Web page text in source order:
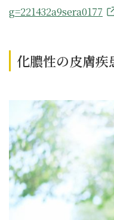
g=221432a9sera0177
化膿性の皮膚